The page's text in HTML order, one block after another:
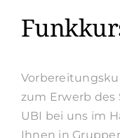
zum Erwerb des
UBI bei uns im
Ihnen in